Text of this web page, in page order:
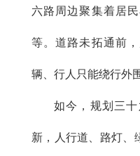
六路周边聚集着居
等。道路未拓通前
辆、行人只能绕行外
如今，规划三
新，人行道、路灯、